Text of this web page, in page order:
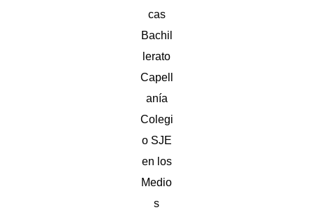
cas
Bachil
lerato
Capell
anía
Colegi
o SJE
en los
Medio
s